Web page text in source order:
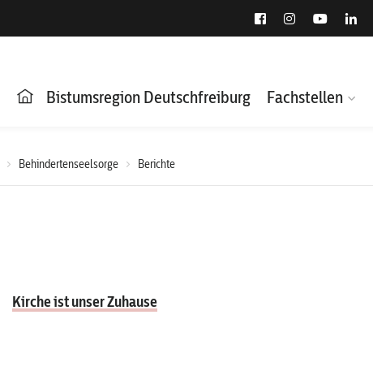
Bistumsregion Deutschfreiburg Fachstellen
Behindertenseelsorge Berichte
Kirche ist unser Zuhause